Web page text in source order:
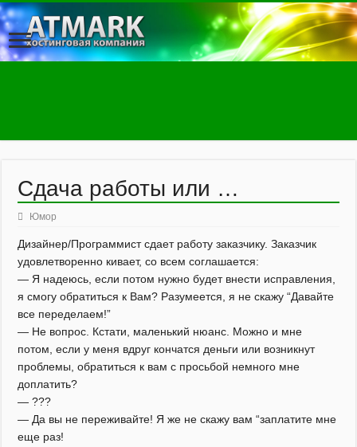
Сдача работы или …
Юмор
Дизайнер/Программист сдает работу заказчику. Заказчик
удовлетворенно кивает, со всем соглашается:
— Я надеюсь, если потом нужно будет внести исправления,
я смогу обратиться к Вам? Разумеется, я не скажу “Давайте
все переделаем!”
— Не вопрос. Кстати, маленький нюанс. Можно и мне
потом, если у меня вдруг кончатся деньги или возникнут
проблемы, обратиться к вам с просьбой немного мне
доплатить?
— ???
— Да вы не переживайте! Я же не скажу вам “заплатите мне
еще раз!